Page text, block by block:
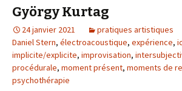
György Kurtag
24 janvier 2021 pratiques artistiques
Daniel Stern, électroacoustique, expérience,
implicite/explicite, improvisation,
procédurale, moment présent, moments de
psychothérapie